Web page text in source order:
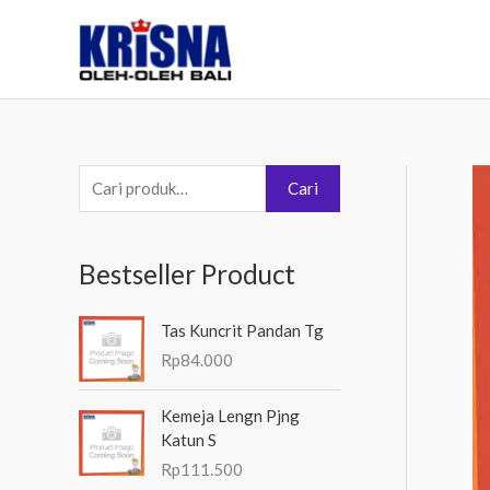
e
c
a
i
a
u
Cari
Bestseller Product
Tas Kuncrit Pandan Tg
Rp84.000
Kemeja Lengn Pjng
Katun S
Rp111.500